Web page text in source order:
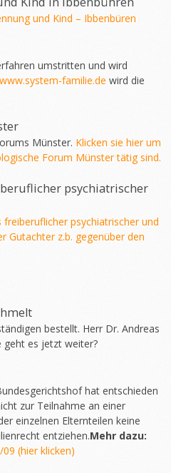
und Kind – Ibbenbüren
umstritten und wird
www.system-familie.de wird die
Münster. Klicken sie hier um
Forum Münster tätig sind.
psychiatrischer
freiberuflicher psychiatrischer und
Gutachter z.b. gegenüber den
bestellt. Herr Dr. Andreas
geht es jetzt weiter?
hat entschieden
zur Teilnahme an einer
einzelnen Elternteilen keine
entziehen.Mehr dazu:
(hier klicken)